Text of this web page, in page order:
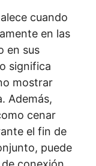
cuando
en las
en sus
significa
mostrar
Además,
cenar
el fin de
puede